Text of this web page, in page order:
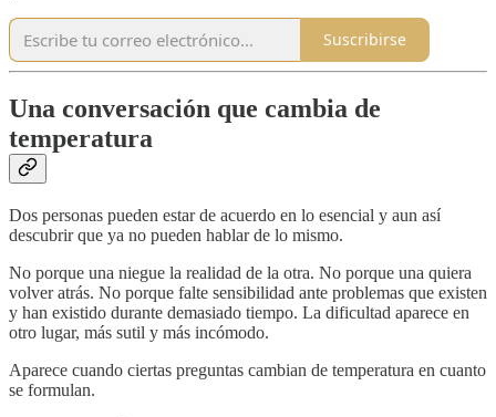
Suscribirse
Una conversación que cambia de
temperatura
Dos personas pueden estar de acuerdo en lo esencial y aun así
descubrir que ya no pueden hablar de lo mismo.
No porque una niegue la realidad de la otra. No porque una quiera
volver atrás. No porque falte sensibilidad ante problemas que existen
y han existido durante demasiado tiempo. La dificultad aparece en
otro lugar, más sutil y más incómodo.
Aparece cuando ciertas preguntas cambian de temperatura en cuanto
se formulan.